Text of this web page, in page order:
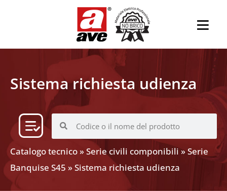
Sistema richiesta udienza
Catalogo tecnico »Serie civili componibili»Serie
Banquise S45 »Sistema richiesta udienza